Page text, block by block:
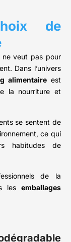
de
ne veut pas pour
Dans l’univers
alimentaireest
la nourriture et
se sentent de
ce qui
habitudes de
de la
les emballages